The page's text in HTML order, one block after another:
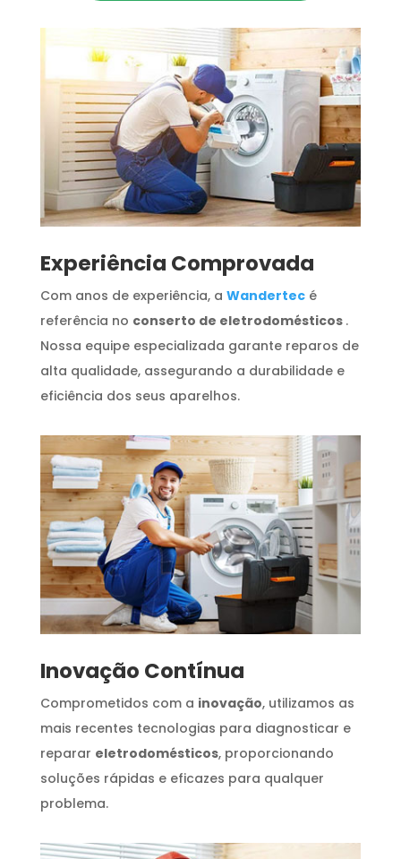
​Experiência Comprovada
Com anos de experiência, a Wandertecé
referência no conserto de eletrodomésticos .
Nossa equipe especializada garante reparos de
alta qualidade, assegurando a durabilidade e
eficiência dos seus aparelhos.
Inovação Contínua
Comprometidos com a inovação, utilizamos as
mais recentes tecnologias para diagnosticar e
reparar eletrodomésticos, proporcionando
soluções rápidas e eficazes para qualquer
problema.